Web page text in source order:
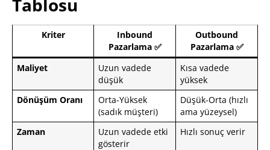
Tablosu
Kriter
Inbound
Pazarlama ✅
Outbound
Pazarlama ✅
Maliyet
Uzun vadede
düşük
Kısa vadede
yüksek
Dönüşüm Oranı
Orta-Yüksek
(sadık müşteri)
Düşük-Orta (hızlı
ama yüzeysel)
Zaman
Uzun vadede etki
gösterir
Hızlı sonuç verir